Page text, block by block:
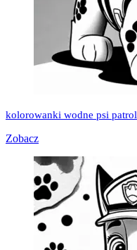
kolorowanki wodne psi patrol
Zobacz